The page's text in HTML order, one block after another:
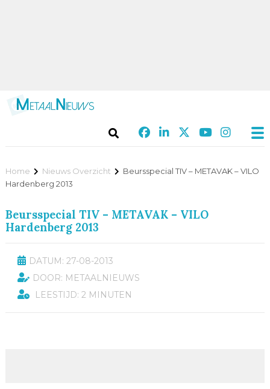
Home Nieuws Overzicht
Beursspecial TIV – METAVAK – VILO
Hardenberg 2013
Beursspecial TIV – METAVAK – VILO
Hardenberg 2013
DATUM: 27-08-2013
DOOR: METAALNIEUWS
LEESTIJD: 2 MINUTEN